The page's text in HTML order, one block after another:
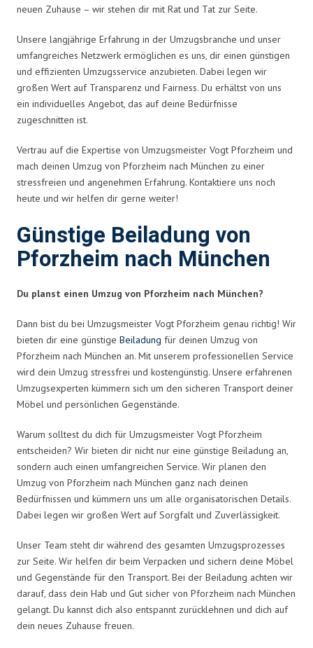
neuen Zuhause – wir stehen dir mit Rat und Tat zur Seite.
Unsere langjährige Erfahrung in der Umzugsbranche und unser
umfangreiches Netzwerk ermöglichen es uns, dir einen günstigen
und effizienten Umzugsservice anzubieten. Dabei legen wir
großen Wert auf Transparenz und Fairness. Du erhältst von uns
ein individuelles Angebot, das auf deine Bedürfnisse
zugeschnitten ist.
Vertrau auf die Expertise von Umzugsmeister Vogt Pforzheim und
mach deinen Umzug von Pforzheim nach München zu einer
stressfreien und angenehmen Erfahrung. Kontaktiere uns noch
heute und wir helfen dir gerne weiter!
Günstige Beiladung von
Pforzheim nach München
Du planst einen Umzug von Pforzheim nach München?
Dann bist du bei Umzugsmeister Vogt Pforzheim genau richtig! Wir
bieten dir eine günstige Beiladung für deinen Umzug von
Pforzheim nach München an. Mit unserem professionellen Service
wird dein Umzug stressfrei und kostengünstig. Unsere erfahrenen
Umzugsexperten kümmern sich um den sicheren Transport deiner
Möbel und persönlichen Gegenstände.
Warum solltest du dich für Umzugsmeister Vogt Pforzheim
entscheiden? Wir bieten dir nicht nur eine günstige Beiladung an,
sondern auch einen umfangreichen Service. Wir planen den
Umzug von Pforzheim nach München ganz nach deinen
Bedürfnissen und kümmern uns um alle organisatorischen Details.
Dabei legen wir großen Wert auf Sorgfalt und Zuverlässigkeit.
Unser Team steht dir während des gesamten Umzugsprozesses
zur Seite. Wir helfen dir beim Verpacken und sichern deine Möbel
und Gegenstände für den Transport. Bei der Beiladung achten wir
darauf, dass dein Hab und Gut sicher von Pforzheim nach München
gelangt. Du kannst dich also entspannt zurücklehnen und dich auf
dein neues Zuhause freuen.